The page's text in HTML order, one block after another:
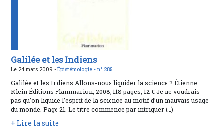
Galilée et les Indiens
Le 24 mars 2009 -Épistémologie -n° 285
Galilée et les Indiens Allons-nous liquider la science ? Étienne
Klein Éditions Flammarion, 2008, 118 pages, 12 € Je ne voudrais
pas qu’on liquide l’esprit de la science au motif d’un mauvais usage
du monde. Page 21. Le titre commence par intriguer (…)
+ Lire la suite